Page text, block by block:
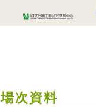
場次資料